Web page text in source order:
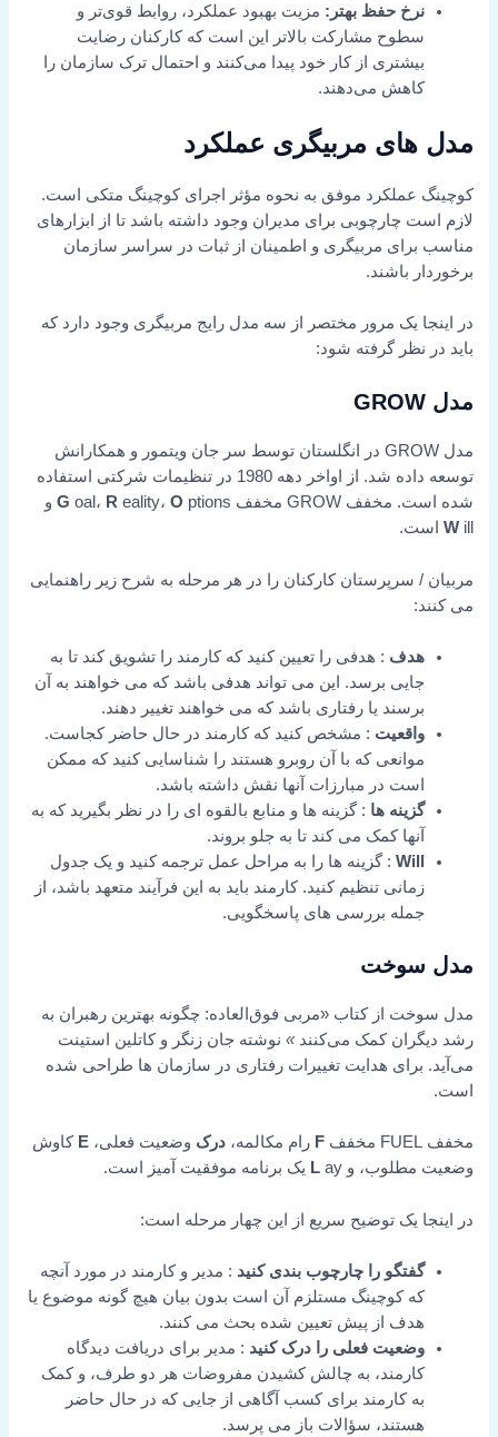
نرخ حفظ بهتر: مزیت بهبود عملکرد، روابط قوی‌تر و
سطوح مشارکت بالاتر این است که کارکنان رضایت
بیشتری از کار خود پیدا می‌کنند و احتمال ترک سازمان را
کاهش می‌دهند.
مدل های مربیگری عملکرد
کوچینگ عملکرد موفق به نحوه مؤثر اجرای کوچینگ متکی است.
لازم است چارچوبی برای مدیران وجود داشته باشد تا از ابزارهای
مناسب برای مربیگری و اطمینان از ثبات در سراسر سازمان
برخوردار باشند.
در اینجا یک مرور مختصر از سه مدل رایج مربیگری وجود دارد که
باید در نظر گرفته شود:
مدل GROW
مدل GROW در انگلستان توسط سر جان ویتمور و همکارانش
توسعه داده شد. از اواخر دهه 1980 در تنظیمات شرکتی استفاده
شده است. مخفف GROW مخفف
G oal، Reality، O ptions و
Will است.
مربیان / سرپرستان کارکنان را در هر مرحله به شرح زیر راهنمایی
می کنند:
هدف : هدفی را تعیین کنید که کارمند را تشویق کند تا به
جایی برسد. این می تواند هدفی باشد که می خواهند به آن
برسند یا رفتاری باشد که می خواهند تغییر دهند.
واقعیت : مشخص کنید که کارمند در حال حاضر کجاست.
موانعی که با آن روبرو هستند را شناسایی کنید که ممکن
است در مبارزات آنها نقش داشته باشد.
گزینه ها : گزینه ها و منابع بالقوه ای را در نظر بگیرید که به
آنها کمک می کند تا به جلو بروند.
Will : گزینه ها را به مراحل عمل ترجمه کنید و یک جدول
زمانی تنظیم کنید. کارمند باید به این فرآیند متعهد باشد، از
جمله بررسی های پاسخگویی.
مدل سوخت
مدل سوخت از کتاب «مربی فوق‌العاده: چگونه بهترین رهبران به
رشد دیگران کمک می‌کنند» نوشته جان زنگر و کاتلین استینت
می‌آید. برای هدایت تغییرات رفتاری در سازمان ها طراحی شده
است.
مخفف FUEL مخفف F رام مکالمه،درک وضعیت فعلی،E کاوش
وضعیت مطلوب، و
Lay یک برنامه موفقیت آمیز است.
در اینجا یک توضیح سریع از این چهار مرحله است:
گفتگو را چارچوب بندی کنید : مدیر و کارمند در مورد آنچه
که کوچینگ مستلزم آن است بدون بیان هیچ گونه موضوع یا
هدف از پیش تعیین شده بحث می کنند.
وضعیت فعلی را درک کنید : مدیر برای دریافت دیدگاه
کارمند، به چالش کشیدن مفروضات هر دو طرف، و کمک
به کارمند برای کسب آگاهی از جایی که در حال حاضر
هستند، سؤالات باز می پرسد.